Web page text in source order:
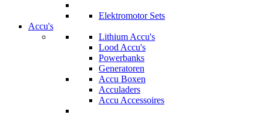
Elektromotor Sets
Accu's
Lithium Accu's
Lood Accu's
Powerbanks
Generatoren
Accu Boxen
Acculaders
Accu Accessoires